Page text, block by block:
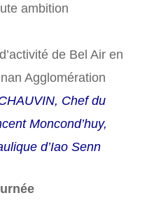
ambition
de Bel Air en
Agglomération
Chef du
Moncond’huy,
d’Iao Senn